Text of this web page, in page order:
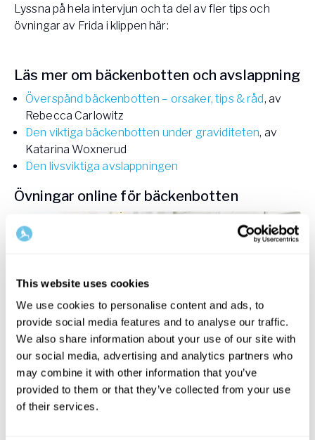
This website uses cookies
We use cookies to personalise content and ads, to
provide social media features and to analyse our traffic.
We also share information about your use of our site with
our social media, advertising and analytics partners who
may combine it with other information that you’ve
provided to them or that they’ve collected from your use
of their services.
Lyssna på hela intervjun och ta del av fler tips och
övningar av Frida i klippen här:
Läs mer om bäckenbotten och avslappning
Överspänd bäckenbotten – orsaker, tips & råd, av
Rebecca Carlowitz
Den viktiga bäckenbotten under graviditeten, av
Katarina Woxnerud
Den livsviktiga avslappningen
Övningar online för bäckenbotten
Ta tag i din bäckenbotten